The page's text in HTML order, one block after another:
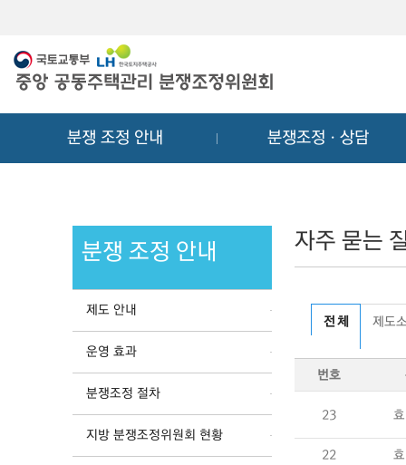
분쟁 조정 안내 분쟁조정ㆍ상담
분쟁 조정 안내
제도 안내
운영 효과
분쟁조정 절차
지방 분쟁조정위원회 현황
자주 묻는
전 체 제도
번호
23
22